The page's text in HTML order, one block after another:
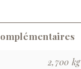
2,700 kg